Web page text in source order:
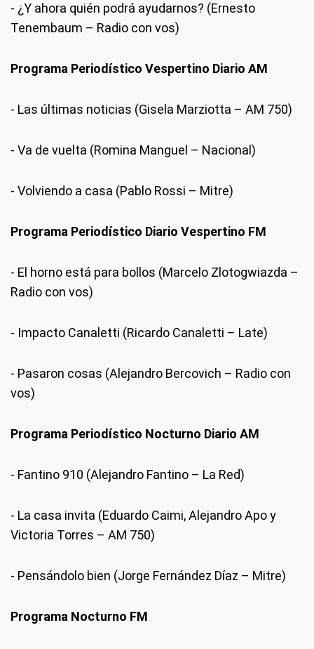
- ¿Y ahora quién podrá ayudarnos? (Ernesto
Tenembaum – Radio con vos)
Programa Periodístico Vespertino Diario AM
- Las últimas noticias (Gisela Marziotta – AM 750)
- Va de vuelta (Romina Manguel – Nacional)
- Volviendo a casa (Pablo Rossi – Mitre)
Programa Periodístico Diario Vespertino FM
- El horno está para bollos (Marcelo Zlotogwiazda –
Radio con vos)
- Impacto Canaletti (Ricardo Canaletti – Late)
- Pasaron cosas (Alejandro Bercovich – Radio con
vos)
Programa Periodístico Nocturno Diario AM
- Fantino 910 (Alejandro Fantino – La Red)
- La casa invita (Eduardo Caimi, Alejandro Apo y
Victoria Torres – AM 750)
- Pensándolo bien (Jorge Fernández Díaz – Mitre)
Programa Nocturno FM